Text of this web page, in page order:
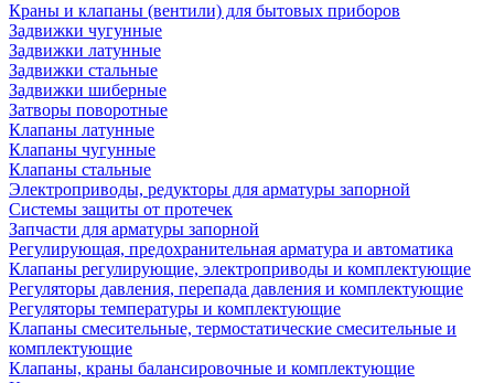
Краны и клапаны (вентили) для бытовых приборов
Задвижки чугунные
Задвижки латунные
Задвижки стальные
Задвижки шиберные
Затворы поворотные
Клапаны латунные
Клапаны чугунные
Клапаны стальные
Электроприводы, редукторы для арматуры запорной
Системы защиты от протечек
Запчасти для арматуры запорной
Регулирующая, предохранительная арматура и автоматика
Клапаны регулирующие, электроприводы и комплектующие
Регуляторы давления, перепада давления и комплектующие
Регуляторы температуры и комплектующие
Клапаны смесительные, термостатические смесительные и
комплектующие
Клапаны, краны балансировочные и комплектующие